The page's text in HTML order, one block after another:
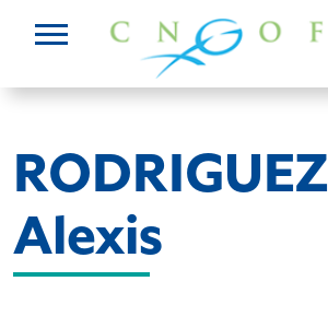
RODRIGUEZ
Alexis